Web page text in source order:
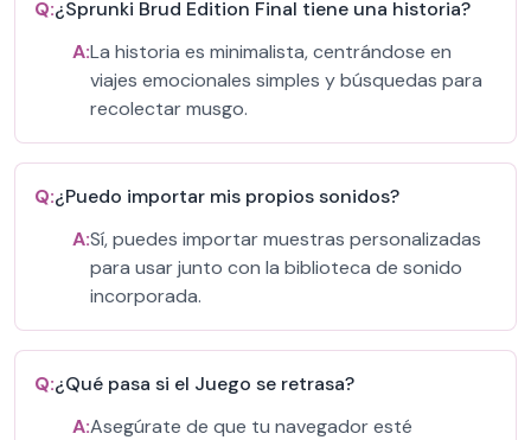
Q:¿Sprunki Brud Edition Final tiene una historia?
A:La historia es minimalista, centrándose en
viajes emocionales simples y búsquedas para
recolectar musgo.
Q:¿Puedo importar mis propios sonidos?
A:Sí, puedes importar muestras personalizadas
para usar junto con la biblioteca de sonido
incorporada.
Q:¿Qué pasa si el Juego se retrasa?
A:Asegúrate de que tu navegador esté